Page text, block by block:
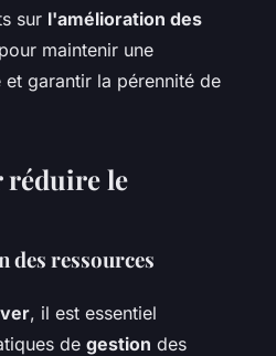
sur l'amélioration des
pour maintenir une
garantir la pérennité de
réduire le
des ressources
, il est essentiel
de gestion des